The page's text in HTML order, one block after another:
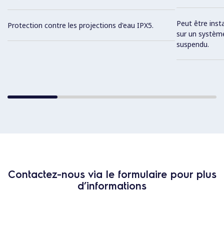
Protection contre les projections d'eau IPX5.
Peut être
sur un
suspendu.
Contactez-nous via le formulaire pour plus
d’informations